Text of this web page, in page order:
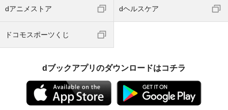
dアニメストア dヘルスケア
ドコモスポーツくじ
dブックアプリのダウンロードはコチラ